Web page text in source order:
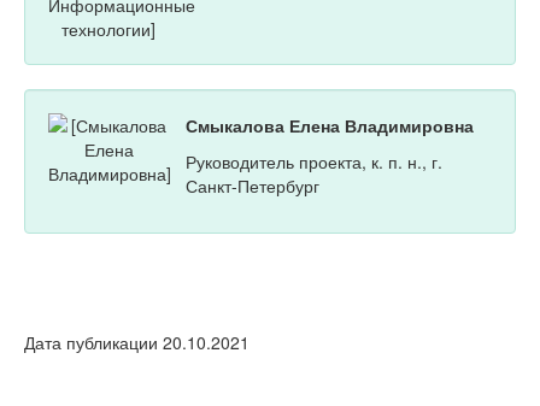
Смыкалова Елена Владимировна
Руководитель проекта, к. п. н., г.
Санкт-Петербург
Дата публикации 20.10.2021